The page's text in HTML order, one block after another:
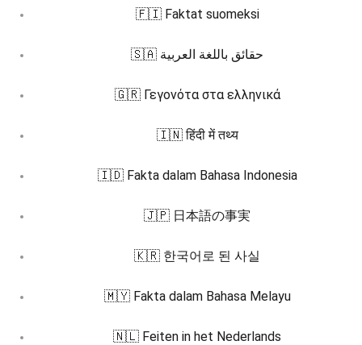
🇫🇮 Faktat suomeksi
🇸🇦 حقائق باللغة العربية
🇬🇷 Γεγονότα στα ελληνικά
🇮🇳 हिंदी में तथ्य
🇮🇩 Fakta dalam Bahasa Indonesia
🇯🇵 日本語の事実
🇰🇷 한국어로 된 사실
🇲🇾 Fakta dalam Bahasa Melayu
🇳🇱 Feiten in het Nederlands